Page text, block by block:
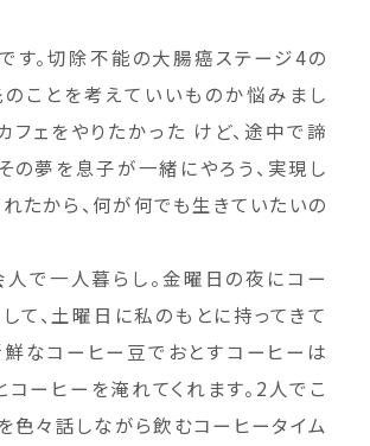
す。切除不能の大腸癌ステージ4の
ことを考えていいものか悩みまし
フェをやりたかった けど、途中で諦
の夢を息子が一緒にやろう、実現し
れたから、何が何でも生きていたいの
で一人暮らし。金曜日の夜にコー
て、土曜日に私のもとに持ってきて
鮮なコーヒー豆でおとすコーヒーは
コーヒーを淹れてくれます。2人でこ
色々話しながら飲むコーヒータイム